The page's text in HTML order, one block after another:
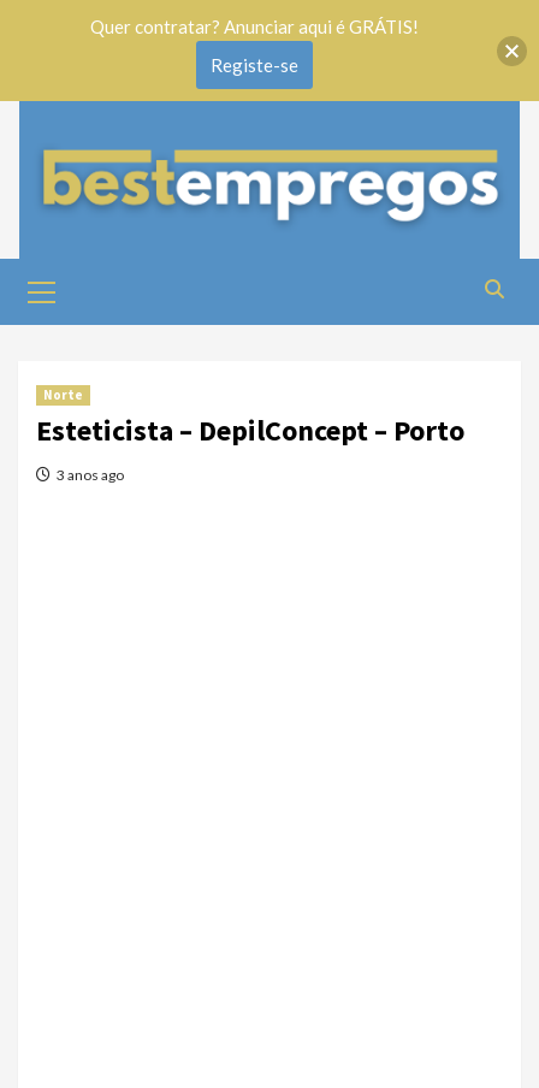
Norte
Esteticista – DepilConcept – Porto
3 anos ago
Quer contratar? Anunciar aqui é GRÁTIS!
Registe-se